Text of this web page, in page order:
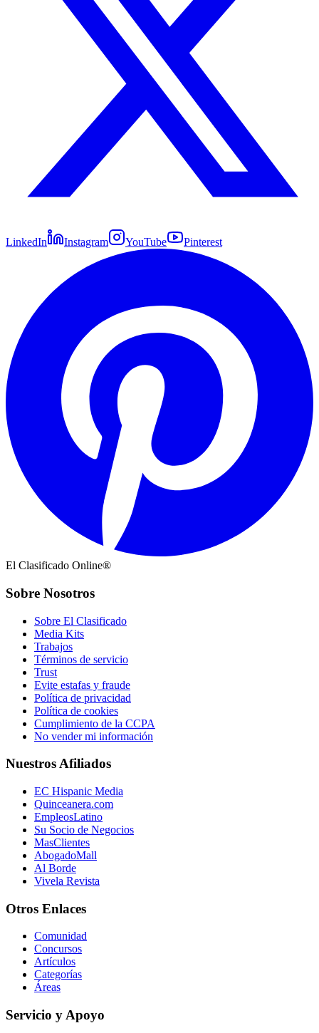
LinkedIn Instagram YouTube Pinterest
El Clasificado Online®
Sobre Nosotros
Sobre El Clasificado
Media Kits
Trabajos
Términos de servicio
Trust
Evite estafas y fraude
Política de privacidad
Política de cookies
Cumplimiento de la CCPA
No vender mi información
Nuestros Afiliados
EC Hispanic Media
Quinceanera.com
EmpleosLatino
Su Socio de Negocios
MasClientes
AbogadoMall
Al Borde
Vivela Revista
Otros Enlaces
Comunidad
Concursos
Artículos
Categorías
Áreas
Servicio y Apoyo